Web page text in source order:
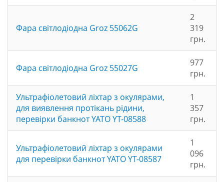
Фара світлодіодна Groz 55062G
2
319
грн.
Фара світлодіодна Groz 55027G
977
грн.
Ультрафіолетовий ліхтар з окулярами,
для виявлення протікань рідини,
перевірки банкнот YATO YT-08588
1
357
грн.
Ультрафіолетовий ліхтар з окулярами
для перевірки банкнот YATO YT-08587
1
096
грн.